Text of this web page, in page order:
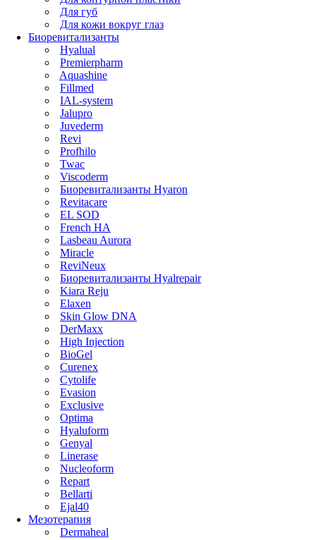
Для губ
Для кожи вокруг глаз
Биоревитализанты
Hyalual
Premierpharm
Aquashine
Fillmed
IAL-system
Jalupro
Juvederm
Revi
Profhilo
Twac
Viscoderm
Биоревитализанты Hyaron
Revitacare
EL SOD
French HA
Lasbeau Aurora
Miracle
ReviNeux
Биоревитализанты Hyalrepair
Kiara Reju
Elaxen
Skin Glow DNA
DerMaxx
High Injection
BioGel
Curenex
Cytolife
Evasion
Exclusive
Optima
Hyaluform
Genyal
Linerase
Nucleoform
Repart
Bellarti
Ejal40
Мезотерапия
Dermaheal